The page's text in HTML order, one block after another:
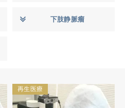
下肢静脈瘤
再生医療